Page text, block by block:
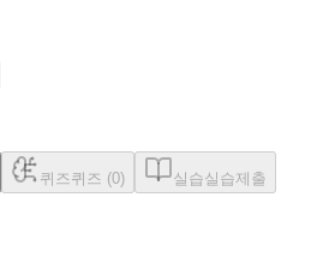
퀴즈퀴즈 (0) 실습실습제출